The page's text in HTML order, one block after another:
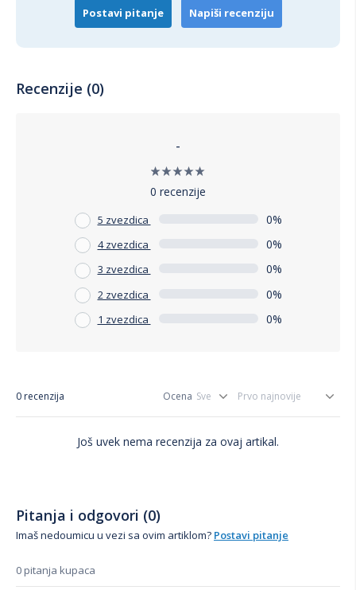
Postavi pitanje Napiši recenziju
Recenzije (0)
-
0 recenzije
5 zvezdica 0%
4 zvezdica 0%
3 zvezdica 0%
2 zvezdica 0%
1 zvezdica 0%
0 recenzija Ocena
Još uvek nema recenzija za ovaj artikal.
Pitanja i odgovori (0)
Imaš nedoumicu u vezi sa ovim artiklom? Postavi pitanje
0 pitanja kupaca